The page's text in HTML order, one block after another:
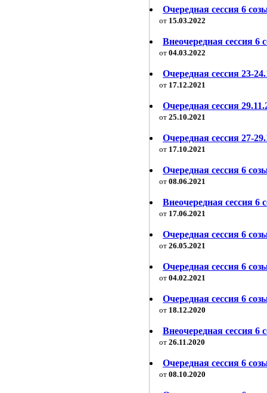
Очередная сессия 6
от 15.03.2022
Внеочередная сессия 6
от 04.03.2022
Очередная сессия 23-
от 17.12.2021
Очередная сессия
от 25.10.2021
Очередная сессия 27-
от 17.10.2021
Очередная сессия 6
от 08.06.2021
Внеочередная сессия 6
от 17.06.2021
Очередная сессия 6
от 26.05.2021
Очередная сессия 6
от 04.02.2021
Очередная сессия 6
от 18.12.2020
Внеочередная сессия 6
от 26.11.2020
Очередная сессия 6
от 08.10.2020